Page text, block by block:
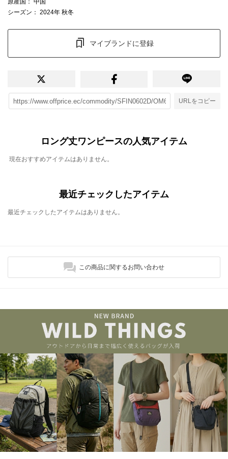
原産国 ： 中国
シーズン ： 2024年 秋冬
マイブランドに登録
URLをコピー
ロング丈ワンピースの人気アイテム
現在おすすめアイテムはありません。
最近チェックしたアイテム
最近チェックしたアイテムはありません。
この商品に関するお問い合わせ